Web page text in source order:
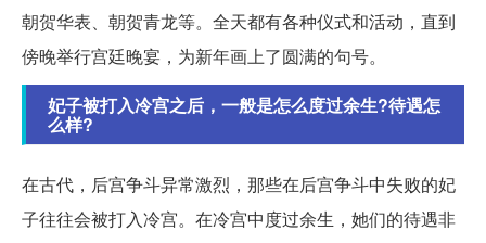
朝贺华表、朝贺青龙等。全天都有各种仪式和活动，直到
傍晚举行宫廷晚宴，为新年画上了圆满的句号。
妃子被打入冷宫之后，一般是怎么度过余生?待遇怎
么样?
在古代，后宫争斗异常激烈，那些在后宫争斗中失败的妃
子往往会被打入冷宫。在冷宫中度过余生，她们的待遇非